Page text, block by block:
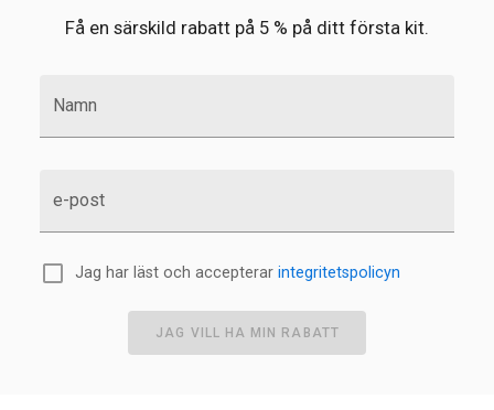
Få en särskild rabatt på 5 % på ditt första kit.
Namn
e-post
Jag har läst och accepterar integritetspolicyn
JAG VILL HA MIN RABATT